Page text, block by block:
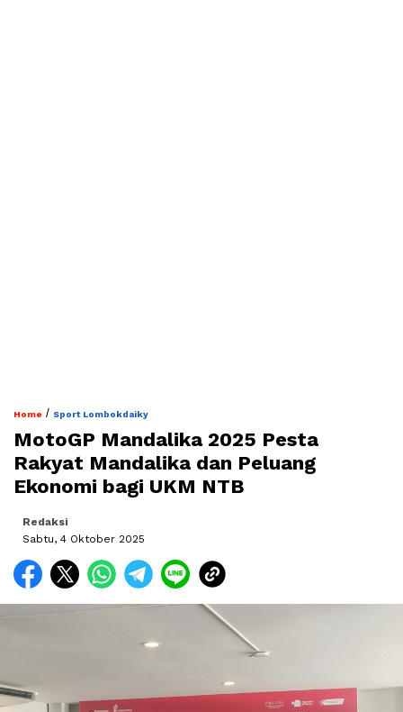
Home / Sport Lombokdaiky
MotoGP Mandalika 2025 Pesta
Rakyat Mandalika dan Peluang
Ekonomi bagi UKM NTB
Redaksi
Sabtu, 4 Oktober 2025